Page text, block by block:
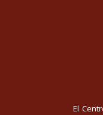
El